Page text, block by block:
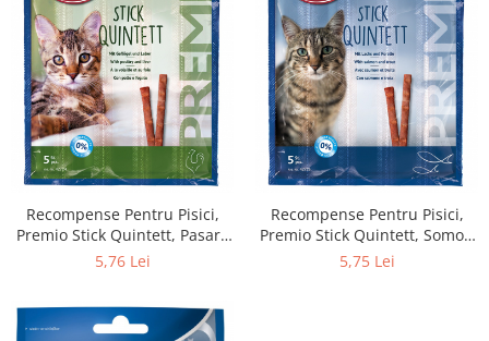
Recompense Pentru Pisici,
Premio Stick Quintett, Pasare
Si Ficat, 5 x 5 g, 42724
5,76 Lei
Recompense Pentru Pisici,
Premio Stick Quintett, Somon
Si Pastrav, 5 x 5 g, 42725
5,75 Lei